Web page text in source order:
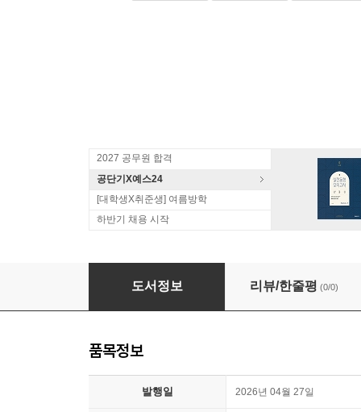
2027 공무원 합격
공단기X예스24
[대학생X취준생] 여름방학
하반기 채용 시작
문형석 HYBRID 형사법 경찰직 기출지문연습 [
도서정보 리뷰/한줄평 (0/0)
품목정보
발행일 2026년 04월 27일